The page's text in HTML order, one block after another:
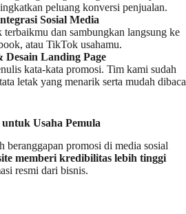
peluang konversi penjualan.
Sosial Media
dan sambungkan langsung ke
atau TikTok usahamu.
Landing Page
kata-kata promosi. Tim kami sudah
letak yang menarik serta mudah dibaca
Usaha Pemula
beranggapan promosi di media sosial
memberi kredibilitas lebih tinggi
resmi dari bisnis.